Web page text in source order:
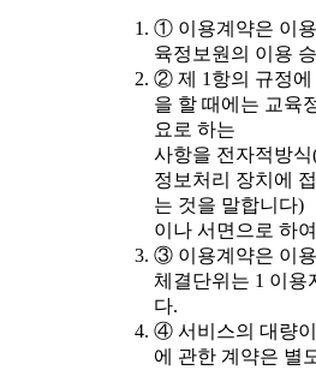
① 이용계약은 이
육정보원의 이용
② 제 1항의 규정에
을 할 때에는 교육
요로 하는
사항을 전자적방
정보처리 장치에
는 것을 말합니다)
이나 서면으로 하
③ 이용계약은 이
체결단위는 1 이용
다.
④ 서비스의 대량
에 관한 계약은 별